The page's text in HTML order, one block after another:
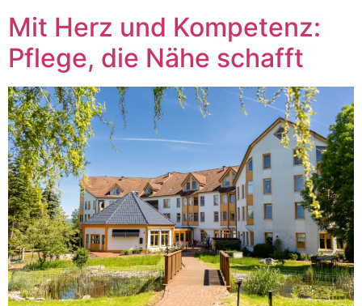
Mit Herz und Kompetenz:
Pflege, die Nähe schafft